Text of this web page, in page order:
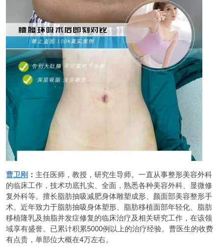
曹卫刚 ： 主任医师，教授，研究生导师。一直从事整形美容外科
的临床工作，技术功底扎实、全面，熟悉各种美容外科、显微修
复外科等。擅长脂肪抽吸减肥身体雕塑成形、颜面部美容整形手
术。近年致力于脂肪抽吸身体塑形、脂肪移植面部年轻化、脂肪
移植隆乳及抽脂并发症修复的临床治疗及相关研究工作，在该领
域享有盛誉。已累计积累5000例以上的治疗经验。曹医生的收费
有点贵，单部位大概在4万左右。